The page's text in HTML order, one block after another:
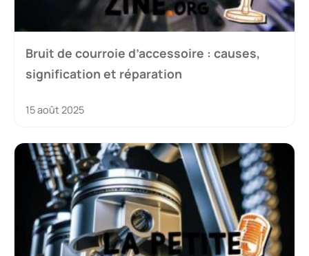
Bruit de courroie d’accessoire : causes,
signification et réparation
15 août 2025